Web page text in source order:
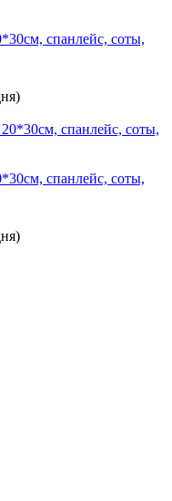
спанлейс, соты,
спанлейс, соты,